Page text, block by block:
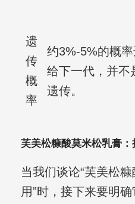
遗
传
概
率
约3%-5%的概
给下一代，并不
遗传。
芙美松糠酸莫米松乳膏
当我们谈论“芙美松
用”时，接下来要明